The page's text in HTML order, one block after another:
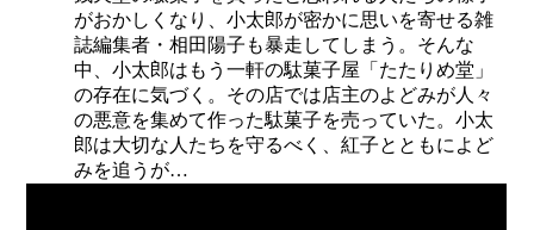
がおかしくなり、小太郎が密かに思いを寄せる雑
誌編集者・相田陽子も暴走してしまう。そんな
中、小太郎はもう一軒の駄菓子屋「たたりめ堂」
の存在に気づく。その店では店主のよどみが人々
の悪意を集めて作った駄菓子を売っていた。小太
郎は大切な人たちを守るべく、紅子とともによど
みを追うが…